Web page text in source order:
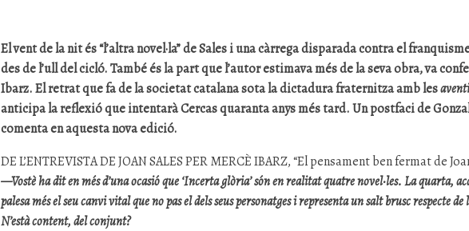
El vent de la nit és “l’altra novel·la” de Sales i una càrrega disparada contra el
des de l’ull del cicló. També és la part que l’autor estimava més de la seva obra, va
Ibarz. El retrat que fa de la societat catalana sota la dictadura fraternitza amb les
anticipa la reflexió que intentarà Cercas quaranta anys més tard. Un postfaci de
comenta en aquesta nova edició.
DE L’ENTREVISTA DE JOAN SALES PER MERCÈ IBARZ, “El pensament ben fermat de
—Vostè ha dit en més d’una ocasió que ‘Incerta glòria’ són en realitat quatre novel·les. La quarta,
palesa més el seu canvi vital que no pas el dels seus personatges i representa un salt brusc respecte
N’està content, del conjunt?